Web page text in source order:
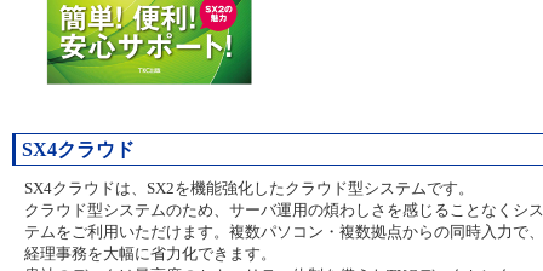
SX4クラウド
SX4クラウドは、SX2を機能強化したクラウド型システムです。
クラウド型システムのため、サーバ運用の煩わしさを感じることなくシス
テムをご利用いただけます。複数パソコン・複数拠点からの同時入力で、
経理事務を大幅に省力化できます。